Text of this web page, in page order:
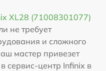
XL28 (71008301077)
не требует
и сложного
мастер привезет
сервис-центр Infinix в